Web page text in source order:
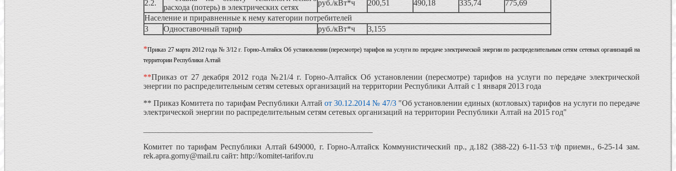
2.2.
расхода (потерь) в электрических сетях
руб./кВт*ч 200,51 490,18 335,74
775,69
Население и приравненные к нему категории потребителей
3
Одноставочный тариф руб./кВт*ч 3,155
*Приказ 27 марта 2012 года № 3/12 г. Горно-Алтайск Об установлении (пересмотре) тарифов на услуги по передаче электрической энергии по распределительным сетям сетевых организаций на
территории Республики Алтай
**Приказ от 27 декабря 2012 года №21/4 г. Горно-Алтайск Об установлении (пересмотре) тарифов на услуги по передаче электрической
энергии по распределительным сетям сетевых организаций на территории Республики Алтай с 1 января 2013 года
** Приказ Комитета по тарифам Республики Алтайот 30.12.2014 № 47/3"Об установлении единых (котловых) тарифов на услуги по передаче
электрической энергии по распределительным сетям сетевых организаций на территории Республики Алтай на 2015 год"
Комитет по тарифам Республики Алтай 649000, г. Горно-Алтайск Коммунистический пр., д.182 (388-22) 6-11-53 т/ф приемн., 6-25-14 зам.
rek.apra.gorny@mail.ru сайт: http://komitet-tarifov.ru